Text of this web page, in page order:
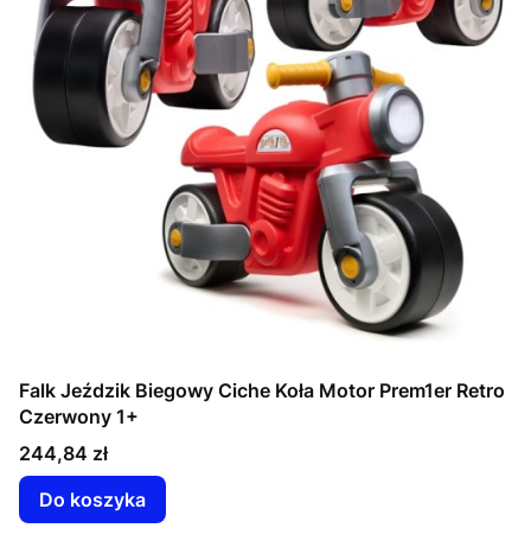
Falk Jeździk Biegowy Ciche Koła Motor Prem1er Retro
Czerwony 1+
Cena
244,84 zł
Do koszyka